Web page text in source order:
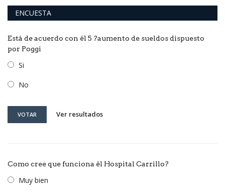
ENCUESTA
Está de acuerdo con él 5 ?aumento de sueldos dispuesto
por Poggi
Si
No
VOTAR Ver resultados
Como cree que funciona él Hospital Carrillo?
Muy bien